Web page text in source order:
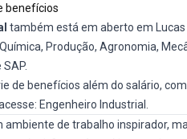
benefícios
também está em aberto em Lucas
Produção, Agronomia,
de benefícios além do salário,
Engenheiro Industrial
de trabalho inspirador,